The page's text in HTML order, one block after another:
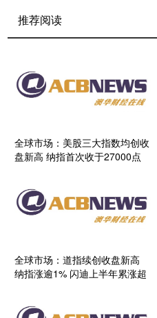
推荐阅读
全球市场：美股三大指数均创收
盘新高 纳指首次收于27000点
全球市场：道指续创收盘新高
纳指涨逾1% 闪迪上半年累涨超